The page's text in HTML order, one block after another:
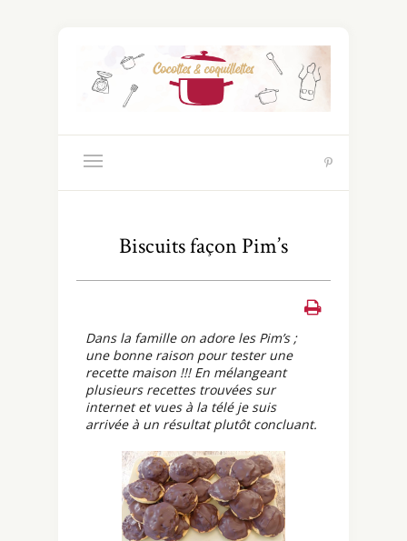
Biscuits façon Pim’s
Dans la famille on adore les Pim’s ;
une bonne raison pour tester une
recette maison !!! En mélangeant
plusieurs recettes trouvées sur
internet et vues à la télé je suis
arrivée à un résultat plutôt concluant.